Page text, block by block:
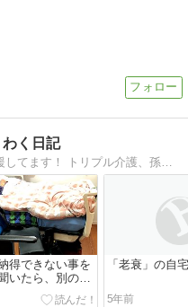
く日記
韓国俳優チャン・グンソクを応援してます！ トリプル介護、孫も誕生！喜べる事をさがしつつ わくわく暮らすママの日記
得できない事を
いたら、別の方
きた話
「老衰」の自
5年前